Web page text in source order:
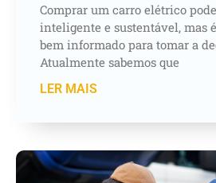
Comprar um carro elétrico
inteligente e sustentável, mas
bem informado para tomar a
Atualmente sabemos que
LER MAIS